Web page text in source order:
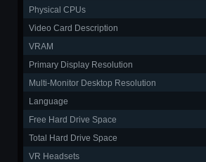
Physical CPUs
Video Card Description
VRAM
Primary Display Resolution
Multi-Monitor Desktop Resolution
Language
Free Hard Drive Space
Total Hard Drive Space
VR Headsets